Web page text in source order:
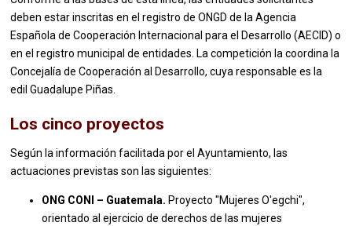
deben estar inscritas en el registro de ONGD de la Agencia
Española de Cooperación Internacional para el Desarrollo (AECID) o
en el registro municipal de entidades. La competición la coordina la
Concejalía de Cooperación al Desarrollo, cuya responsable es la
edil Guadalupe Piñas.
Los cinco proyectos
Según la información facilitada por el Ayuntamiento, las
actuaciones previstas son las siguientes:
ONG CONI – Guatemala. Proyecto "Mujeres O'egchi",
orientado al ejercicio de derechos de las mujeres